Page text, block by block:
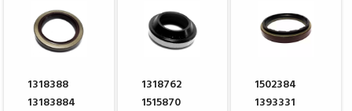
1318388
13183884
1318762
1515870
1502384
1393331